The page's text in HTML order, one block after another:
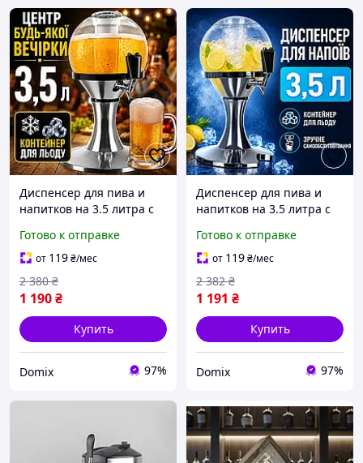
Диспенсер для пива и
напитков на 3.5 литра с
алкоголя с контейнером
для льда, Диспенсеры
Готово к отправке
от 119₴/мес
1 190₴
2 380 ₴
Купить
Domix 97%
Диспенсер для пива и
напитков на 3.5 литра с
алкоголя с контейнером
для льда, Диспенсеры
Готово к отправке
от 119₴/мес
1 191 ₴
2 382 ₴
Купить
Domix 97%